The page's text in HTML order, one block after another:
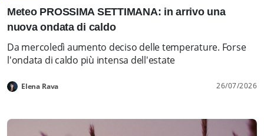
Meteo PROSSIMA SETTIMANA: in arrivo una
nuova ondata di caldo
Da mercoledì aumento deciso delle temperature. Forse
l'ondata di caldo più intensa dell'estate
Elena Rava 26/07/2026